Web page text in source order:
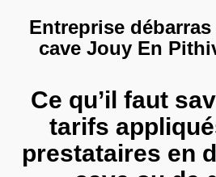
Entreprise
cave Jouy En
Ce qu’il faut
tarifs
prestataires en